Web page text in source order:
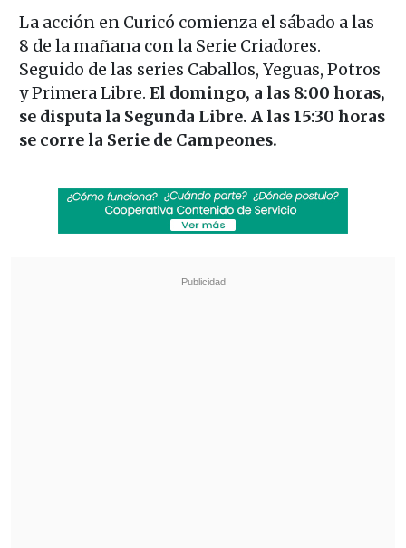
La acción en Curicó comienza el sábado a las
8 de la mañana con la Serie Criadores.
Seguido de las series Caballos, Yeguas, Potros
y Primera Libre. El domingo, a las 8:00 horas,
se disputa la Segunda Libre. A las 15:30 horas
se corre la Serie de Campeones.